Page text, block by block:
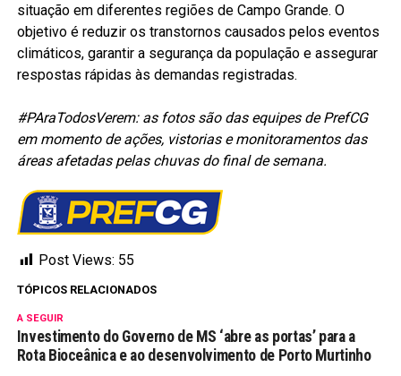
situação em diferentes regiões de Campo Grande. O
objetivo é reduzir os transtornos causados pelos eventos
climáticos, garantir a segurança da população e assegurar
respostas rápidas às demandas registradas.
#PAraTodosVerem: as fotos são das equipes de PrefCG
em momento de ações, vistorias e monitoramentos das
áreas afetadas pelas chuvas do final de semana.
Post Views: 55
TÓPICOS RELACIONADOS
A SEGUIR
Investimento do Governo de MS ‘abre as portas’ para a
Rota Bioceânica e ao desenvolvimento de Porto Murtinho